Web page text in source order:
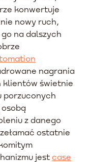
konwertuje
nowy ruch,
na dalszych
nagrania
klientów świetnie
porzuconych
z danego
ostatnie
jest case